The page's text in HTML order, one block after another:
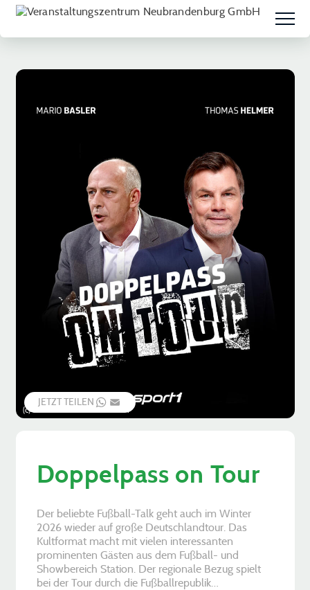
(c) S-Promotion Event GmbH
JETZT TEILEN WHATSAPP
EMAIL
Doppelpass on Tour
Der beliebte Fußball-Talk geht auch im Winter
2026 wieder auf große Deutschlandtour. Das
Kultformat macht mit vielen interessanten
prominenten Gästen aus dem Fußball- und
Showbereich Station. Der regionale Bezug spielt
bei der Tour durch die Fußballrepublik…